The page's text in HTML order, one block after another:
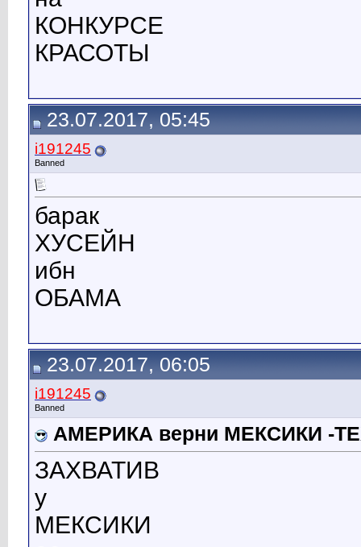
КОНКУРСЕ
КРАСОТЫ
23.07.2017, 05:45
i191245
Banned
барак
ХУСЕЙН
ибн
ОБАМА
23.07.2017, 06:05
i191245
Banned
АМЕРИКА верни МЕКСИКИ -
ЗАХВАТИВ
у
МЕКСИКИ